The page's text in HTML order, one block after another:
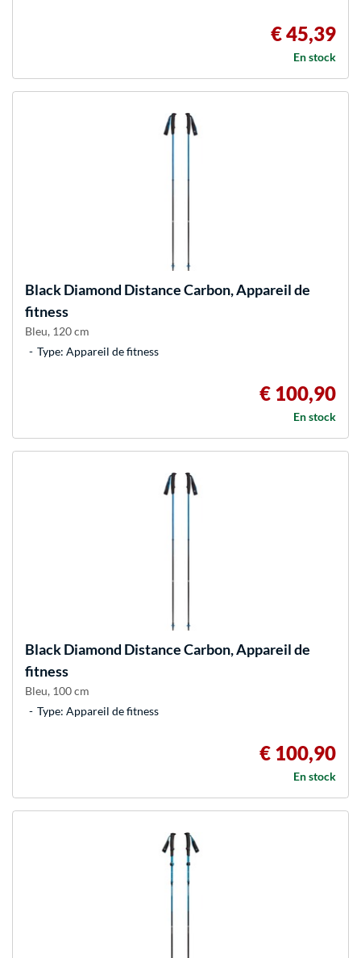
€ 45,39
En stock
Black Diamond Distance Carbon, Appareil de
fitness
Bleu, 120 cm
Type: Appareil de fitness
€ 100,90
En stock
Black Diamond Distance Carbon, Appareil de
fitness
Bleu, 100 cm
Type: Appareil de fitness
€ 100,90
En stock